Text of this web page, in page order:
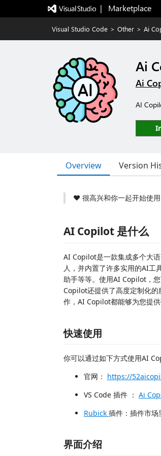
|   Marketplace
Visual Studio Code > Other > Ai
Ai
Ai
AI
Overview Version
❤️ 很高兴和你一起开始使
AI Copilot 是什么
AI Copilot是一款集成多个大
人，并内置了许多实用的AI
助手等等。使用AI Copilot，
Copilot还提供了高度定制化
作，AI Copilot都能够为您提供
快速使用
你可以通过如下方式使用AI
官网： https://
VS Code 插件 ： Ai
Rubick 插件：插件市
界面介绍